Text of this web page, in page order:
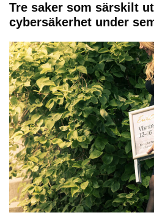
Tre saker som särskilt
cybersäkerhet under